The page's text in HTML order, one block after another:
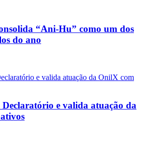
“Ani-Hu” como um dos
do ano
e valida atuação da